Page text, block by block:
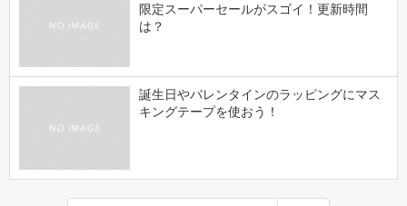
限定スーパーセールがスゴイ！更新時間
は？
誕生日やバレンタインのラッピングにマス
キングテープを使おう！